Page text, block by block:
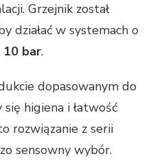
Grzejnik został
działać w systemach o
10 bar.
dopasowanym do
higiena i łatwość
rozwiązanie z serii
sensowny wybór.